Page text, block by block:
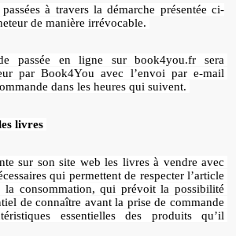
à travers la démarche présentée ci-
de manière irrévocable.
passée en ligne sur book4you.fr sera
par Book4You avec l’envoi par e-mail
dans les heures qui suivent.
livres
sur son site web les livres à vendre avec
qui permettent de respecter l’article
consommation, qui prévoit la possibilité
de connaître avant la prise de commande
essentielles des produits qu’il